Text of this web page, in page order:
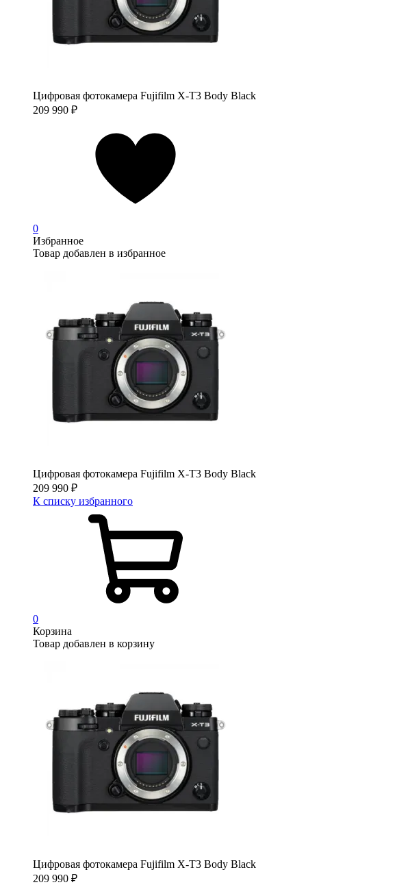
Цифровая фотокамера Fujifilm X-T3 Body Black
209 990 ₽
0
Избранное
Товар добавлен в избранное
Цифровая фотокамера Fujifilm X-T3 Body Black
209 990 ₽
К списку избранного
0
Корзина
Товар добавлен в корзину
Цифровая фотокамера Fujifilm X-T3 Body Black
209 990 ₽